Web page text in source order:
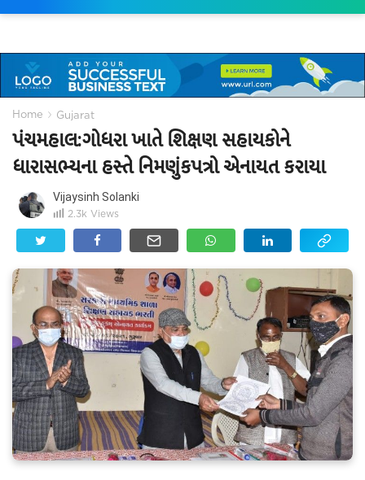
Home › Gujarat
પંચમહાલ:ગોધરા ખાતે શિક્ષણ સહાયકોને
ધારાસભ્યના હસ્તે નિમણુંકપત્રો એનાયત કરાયા
Vijaysinh Solanki
2.3k Views